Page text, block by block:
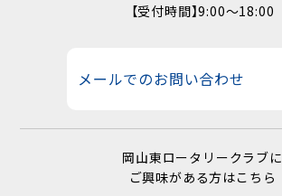
【受付時間】9:00〜18:00
メールでのお問い合わせ
岡山東ロータリークラブに
ご興味がある方はこちら